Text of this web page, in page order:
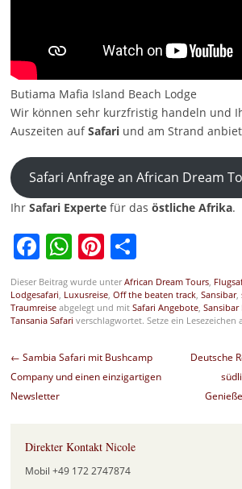
Butiama Mafia Island Beach Lodge
Wir können sehr kurzfristig handeln und
Auszeiten aufSafariund am Strand
Safari Anfrage an African Dream
Ihr Safari Expertefür das östliche Afrika.
Facebook
WhatsApp
Pinterest
Teilen
Dieser Beitrag wurde unterAfrican Dream Tours,
Lodgesafari Luxusreise, Off the beaten track, Sansibar,
Traumreiseabgelegt und mit Safari Angebote, Sansibar
Tansania Safari verschlagwortet. Setze ein Lesezeichen
Beitragsnavigation
← Sambia Safari mit Bushcamp
Company und einen einzigartigen
Newsletter
Deutsche
Direkter Kontakt Nicole
Mobil +49 172 2747874